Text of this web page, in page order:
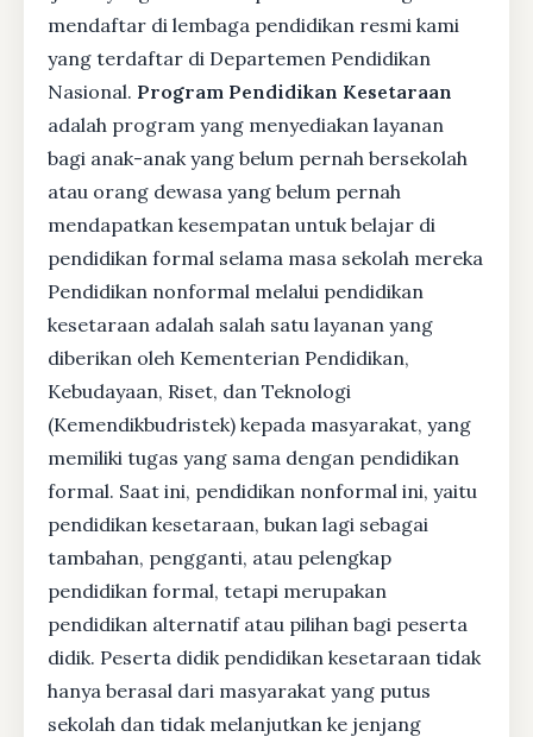
mendaftar di lembaga pendidikan resmi kami
yang terdaftar di Departemen Pendidikan
Nasional. Program Pendidikan Kesetaraan
adalah program yang menyediakan layanan
bagi anak-anak yang belum pernah bersekolah
atau orang dewasa yang belum pernah
mendapatkan kesempatan untuk belajar di
pendidikan formal selama masa sekolah mereka
Pendidikan nonformal melalui pendidikan
kesetaraan adalah salah satu layanan yang
diberikan oleh Kementerian Pendidikan,
Kebudayaan, Riset, dan Teknologi
(Kemendikbudristek) kepada masyarakat, yang
memiliki tugas yang sama dengan pendidikan
formal. Saat ini, pendidikan nonformal ini, yaitu
pendidikan kesetaraan, bukan lagi sebagai
tambahan, pengganti, atau pelengkap
pendidikan formal, tetapi merupakan
pendidikan alternatif atau pilihan bagi peserta
didik. Peserta didik pendidikan kesetaraan tidak
hanya berasal dari masyarakat yang putus
sekolah dan tidak melanjutkan ke jenjang